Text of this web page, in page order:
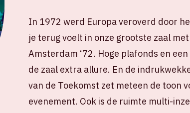
In 1972 werd Europa veroverd door
je terug voelt in onze grootste zaal
Amsterdam ‘72. Hoge plafonds en
de zaal extra allure. En de
van de Toekomst zet meteen de toon
evenement. Ook is de ruimte multi-